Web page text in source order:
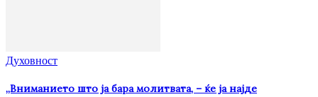
Духовност
„Вниманието што jа бара молитвата, – ќе jа најде